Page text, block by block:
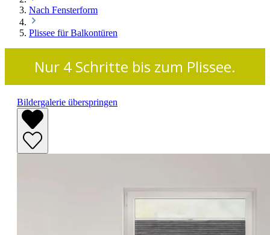
Nach Fensterform
Plissee für Balkontüren
Nur 4 Schritte bis zum Plissee.
Bildergalerie überspringen